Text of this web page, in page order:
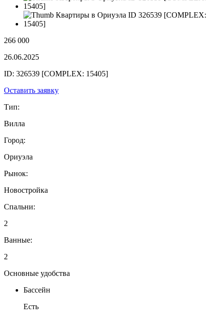
266 000
26.06.2025
ID: 326539 [COMPLEX: 15405]
Оставить заявку
Тип:
Вилла
Город:
Ориуэла
Рынок:
Новостройка
Спальни:
2
Ванные:
2
Основные удобства
Бассейн
Есть